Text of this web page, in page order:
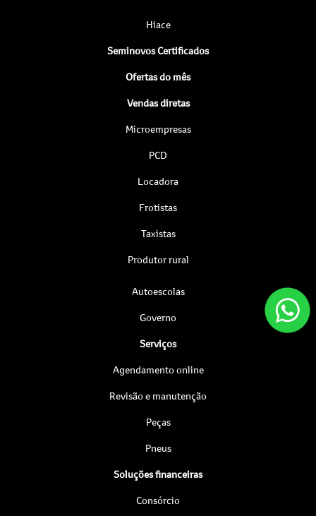
Hiace
Seminovos Certificados
Ofertas do mês
Vendas diretas
Microempresas
PCD
Locadora
Frotistas
Taxistas
Produtor rural
Autoescolas
Governo
Serviços
Agendamento online
Revisão e manutenção
Peças
Pneus
Soluções financeiras
Consórcio